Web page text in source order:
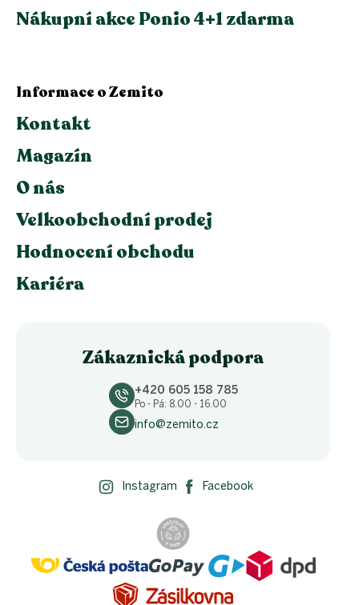
Nákupní akce Ponio 4+1 zdarma
Informace o Zemito
Kontakt
Magazín
O nás
Velkoobchodní prodej
Hodnocení obchodu
Kariéra
Zákaznická podpora
+420 605 158 785
Po - Pá: 8.00 - 16.00
info@zemito.cz
Instagram Facebook